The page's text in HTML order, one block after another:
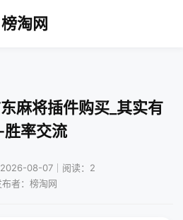
榜淘网
麻将插件购买_其实有
胜率交流
08-07｜阅读：2
布者：榜淘网